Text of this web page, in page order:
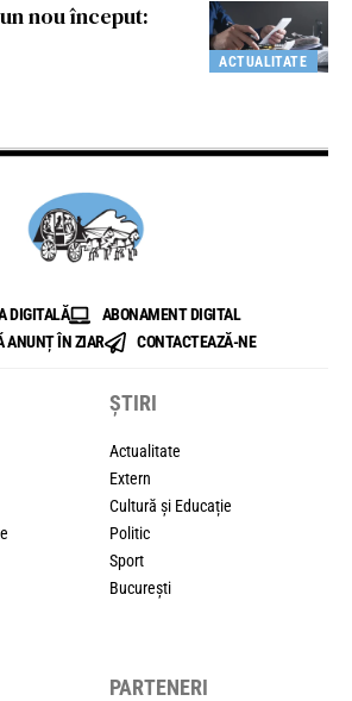
ACTUALITATE
nou început:
DIGITALĂ
ABONAMENT DIGITAL
ANUNȚ ÎN ZIAR
CONTACTEAZĂ-NE
ȘTIRI
Actualitate
Extern
Cultură și Educație
Politic
Sport
București
PARTENERI